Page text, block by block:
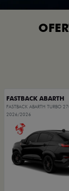
FASTBACK ABARTH
FASTBACK ABARTH TURBO
2026/2026